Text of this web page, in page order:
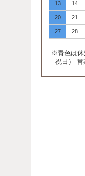
13 14
20 21
27 28
※青色は休
祝日） 営